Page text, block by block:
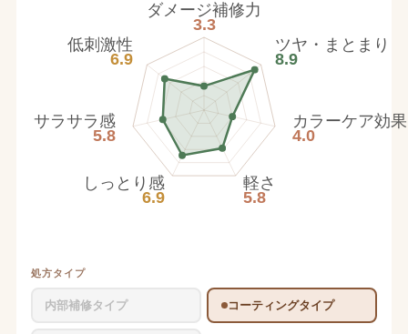
ダメージ補修力
3.3
ツヤ・まとまり
8.9
カラーケア効果
4.0
軽さ
5.8
しっとり感
6.9
サラサラ感
5.8
低刺激性
6.9
処方タイプ
内部補修タイプ コーティングタイプ